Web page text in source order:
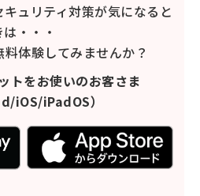
ュリティ対策が気になると
は・・・
体験してみませんか？
トをお使いのお客さま
iOS/iPadOS）